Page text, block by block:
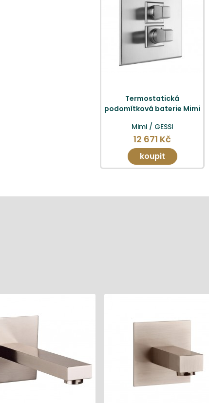
Termostatická
podomítková baterie Mimi
Mimi / GESSI
12 671 Kč
koupit